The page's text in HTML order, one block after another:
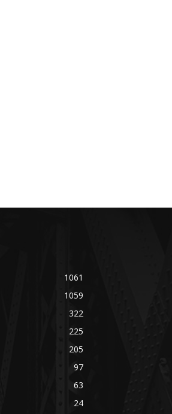
1061
1059
322
225
205
97
63
24